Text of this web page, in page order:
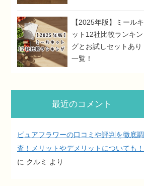
【2025年版】ミールキ
ット12社比較ランキン
グとお試しセットあり
一覧！
最近のコメント
ピュアフラワーの口コミや評判を徹底調
査！メリットやデメリットについても！
に クルミ より